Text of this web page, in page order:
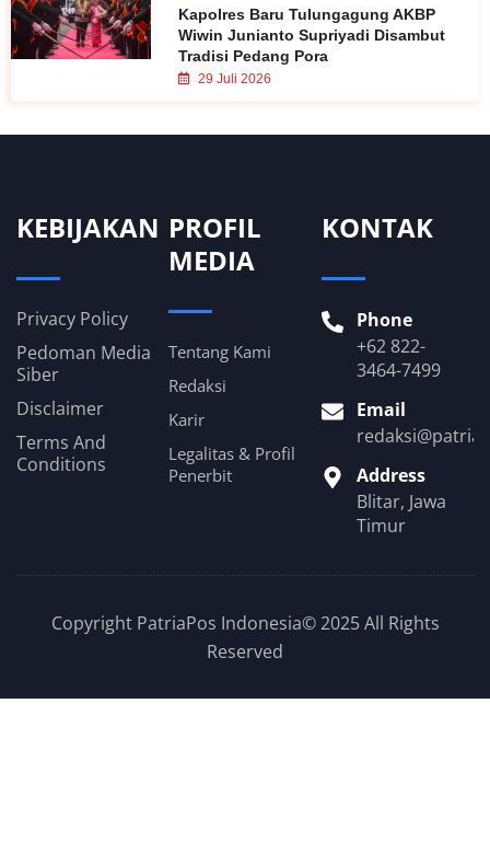
Kapolres Baru Tulungagung AKBP
Wiwin Junianto Supriyadi Disambut
Tradisi Pedang Pora
29 Juli 2026
KEBIJAKAN
Privacy Policy
Pedoman Media
Siber
Disclaimer
Terms And
Conditions
PROFIL
MEDIA
Tentang Kami
Redaksi
Karir
Legalitas & Profil
Penerbit
KONTAK
Phone
+62 822-
3464-7499
Email
Address
Blitar, Jawa
Timur
Copyright PatriaPos Indonesia© 2025 All Rights
Reserved